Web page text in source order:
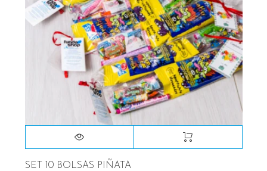
SET 10 BOLSAS PIÑATA